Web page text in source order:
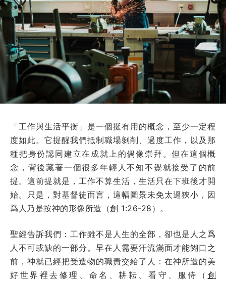
「工作與生活平衡」是一個挺有用的概念，至少一定程
度如此。它提醒我們抵制職場剝削、過度工作，以及那
種把身份認同建立在成就上的偶像崇拜。但在這個概
念，背後藏著一個很多年輕人不知不覺就接受了的前
提。這前提就是，工作不算生活，生活只在下班後才開
始。只是，對基督徒而言，這幅圖景未免太過狹小，因
爲人乃是按神的形像所造（創 1:26-28 ）。
聖經告訴我們：工作雖不是人生的全部，卻也是人之爲
人不可或缺的一部分。早在人需要汗流滿面才能餬口之
前，神就已經把受造物的職責交給了人：在神所造的美
好世界裡去修理、命名、耕耘、看守、服侍（ 創